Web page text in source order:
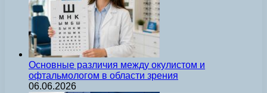
Основные различия между окулистом и
офтальмологом в области зрения
06.06.2026